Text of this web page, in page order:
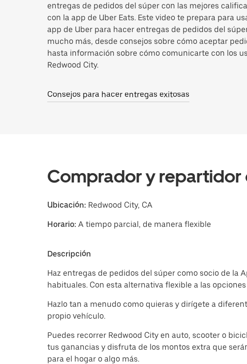
entregas de pedidos del súper con las mejores
con la app de Uber Eats. Este video te prepara para
app de Uber para hacer entregas de pedidos del
mucho más, desde consejos sobre cómo aceptar
hasta información sobre cómo comunicarte con los
Redwood City.
Consejos para hacer entregas exitosas
Comprador y
Ubicación: Redwood City, CA
Horario: A tiempo parcial, de manera flexible
Descripción
Haz entregas de pedidos del súper como socio de la
habituales. Con esta alternativa flexible a las
Hazlo tan a menudo como quieras y dirígete a
propio vehículo.
Puedes recorrer Redwood City en auto, scooter o
tus ganancias y disfruta de los montos extra que
para el hogar o algo más.